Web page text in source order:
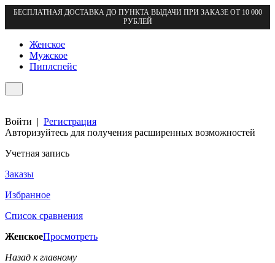
БЕСПЛАТНАЯ ДОСТАВКА ДО ПУНКТА ВЫДАЧИ ПРИ ЗАКАЗЕ ОТ 10 000
РУБЛЕЙ
Женское
Мужское
Пиплспейс
Войти | Регистрация
Авторизуйтесь для получения расширенных возможностей
Учетная запись
Заказы
Избранное
Список сравнения
ЖенскоеПросмотреть
Назад к главному